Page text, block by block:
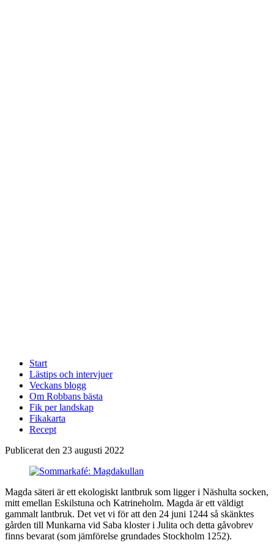
Start
Lästips och intervjuer
Veckans blogg
Om Robbans bästa
Fik per landskap
Fikakarta
Recept
Publicerat den 23 augusti 2022
Magda säteri är ett ekologiskt lantbruk som ligger i Näshulta socken,
mitt emellan Eskilstuna och Katrineholm. Magda är ett väldigt
gammalt lantbruk. Det vet vi för att den 24 juni 1244 så skänktes
gården till Munkarna vid Saba kloster i Julita och detta gåvobrev
finns bevarat (som jämförelse grundades Stockholm 1252).